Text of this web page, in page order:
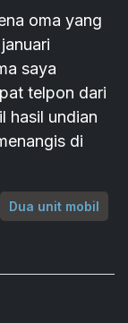
oma yang
saya
telpon dari
hasil undian
di
Dua unit mobil